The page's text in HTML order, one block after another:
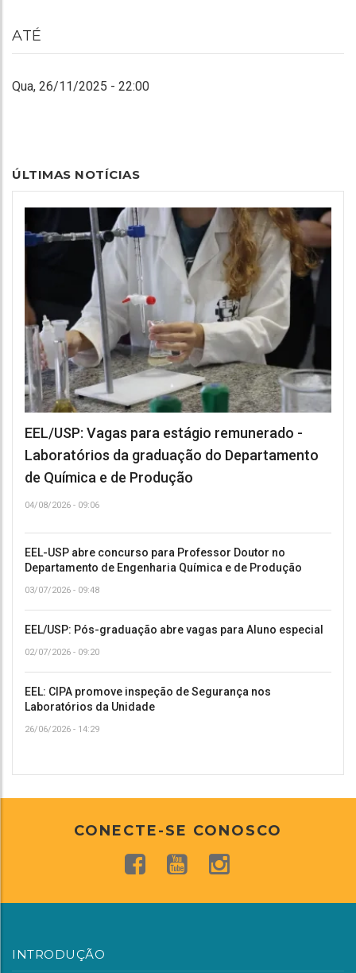
ATÉ
Qua, 26/11/2025 - 22:00
ÚLTIMAS NOTÍCIAS
EEL/USP: Vagas para estágio remunerado -
Laboratórios da graduação do Departamento
de Química e de Produção
04/08/2026 - 09:06
EEL-USP abre concurso para Professor Doutor no
Departamento de Engenharia Química e de Produção
03/07/2026 - 09:48
EEL/USP: Pós-graduação abre vagas para Aluno especial
02/07/2026 - 09:20
EEL: CIPA promove inspeção de Segurança nos
Laboratórios da Unidade
26/06/2026 - 14:29
CONECTE-SE CONOSCO
INTRODUÇÃO